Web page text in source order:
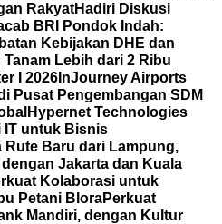
RakyatHadiri Diskusi
BRI Pondok Indah:
Kebijakan DHE dan
Tanam Lebih dari 2 Ribu
I 2026 InJourney Airports
Pusat Pengembangan SDM
Hypernet Technologies
IT untuk Bisnis
Rute Baru dari Lampung,
Jakarta dan Kuala
Kolaborasi untuk
Petani BloraPerkuat
Mandiri, dengan Kultur